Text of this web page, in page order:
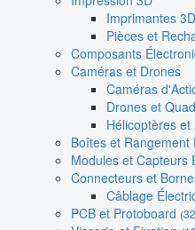
Imprimantes 3D
Pièces et
Composants
Caméras et Drones
Caméras
Drones et
Hélicoptères et
Boîtes et Rangement
Modules et Capteurs
Connecteurs et
Câblage
PCB et Protoboard